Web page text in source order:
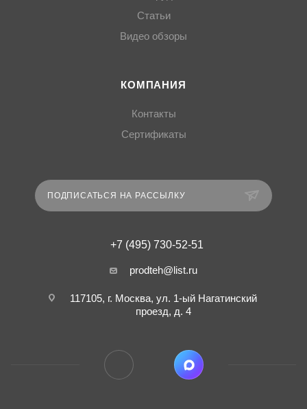
Статьи
Видео обзоры
КОМПАНИЯ
Контакты
Сертификаты
ПОДПИСАТЬСЯ НА РАССЫЛКУ
+7 (495) 730-52-51
prodteh@list.ru
117105, г. Москва, ул. 1-ый Нагатинский
проезд, д. 4